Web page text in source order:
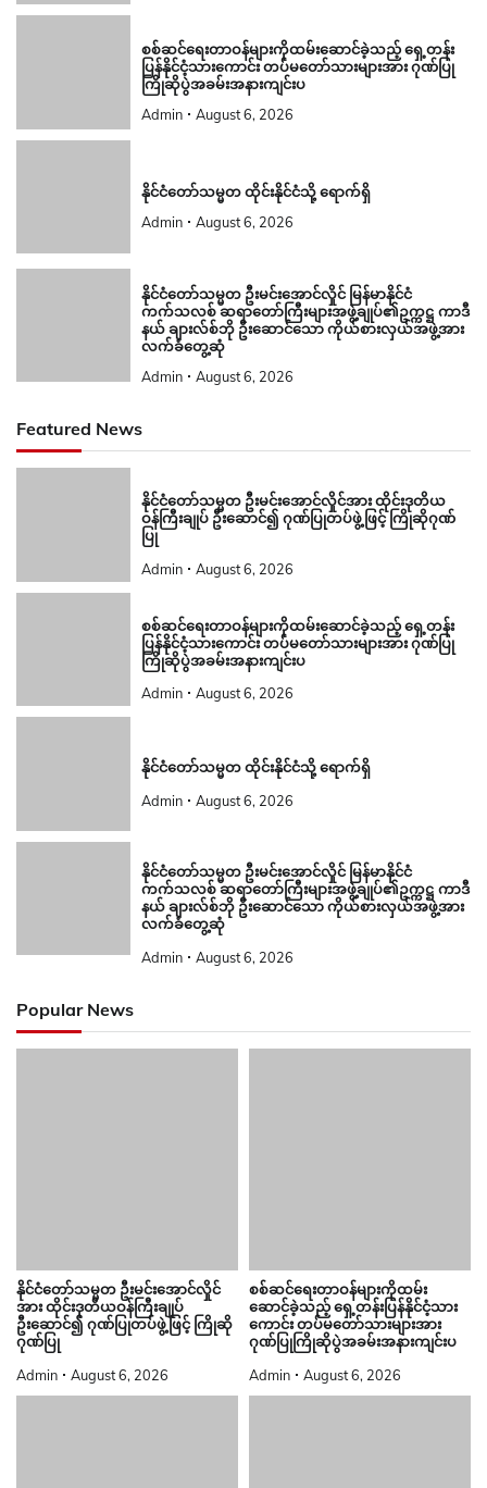
စစ်ဆင်ရေးတာဝန်များကိုထမ်းဆောင်ခဲ့သည့် ရှေ့တန်း
ပြန်နိုင်ငံ့သားကောင်း တပ်မတော်သားများအား ဂုဏ်ပြု
ကြိုဆိုပွဲအခမ်းအနားကျင်းပ
Admin August 6, 2026
နိုင်ငံတော်သမ္မတ ထိုင်းနိုင်ငံသို့ ရောက်ရှိ
Admin August 6, 2026
နိုင်ငံတော်သမ္မတ ဦးမင်းအောင်လှိုင် မြန်မာနိုင်ငံ
ကက်သလစ် ဆရာတော်ကြီးများအဖွဲ့ချုပ်၏ဥက္ကဋ္ဌ ကာဒီ
နယ် ချားလ်စ်ဘို ဦးဆောင်သော ကိုယ်စားလှယ်အဖွဲ့အား
လက်ခံတွေ့ဆုံ
Admin August 6, 2026
Featured News
နိုင်ငံတော်သမ္မတ ဦးမင်းအောင်လှိုင်အား ထိုင်းဒုတိယ
ဝန်ကြီးချုပ် ဦးဆောင်၍ ဂုဏ်ပြုတပ်ဖွဲ့ဖြင့် ကြိုဆိုဂုဏ်
ပြု
Admin August 6, 2026
စစ်ဆင်ရေးတာဝန်များကိုထမ်းဆောင်ခဲ့သည့် ရှေ့တန်း
ပြန်နိုင်ငံ့သားကောင်း တပ်မတော်သားများအား ဂုဏ်ပြု
ကြိုဆိုပွဲအခမ်းအနားကျင်းပ
Admin August 6, 2026
နိုင်ငံတော်သမ္မတ ထိုင်းနိုင်ငံသို့ ရောက်ရှိ
Admin August 6, 2026
နိုင်ငံတော်သမ္မတ ဦးမင်းအောင်လှိုင် မြန်မာနိုင်ငံ
ကက်သလစ် ဆရာတော်ကြီးများအဖွဲ့ချုပ်၏ဥက္ကဋ္ဌ ကာဒီ
နယ် ချားလ်စ်ဘို ဦးဆောင်သော ကိုယ်စားလှယ်အဖွဲ့အား
လက်ခံတွေ့ဆုံ
Admin August 6, 2026
Popular News
နိုင်ငံတော်သမ္မတ ဦးမင်းအောင်လှိုင်
အား ထိုင်းဒုတိယဝန်ကြီးချုပ်
ဦးဆောင်၍ ဂုဏ်ပြုတပ်ဖွဲ့ဖြင့် ကြိုဆို
ဂုဏ်ပြု
Admin August 6, 2026
စစ်ဆင်ရေးတာဝန်များကိုထမ်း
ဆောင်ခဲ့သည့် ရှေ့တန်းပြန်နိုင်ငံ့သား
ကောင်း တပ်မတော်သားများအား
ဂုဏ်ပြုကြိုဆိုပွဲအခမ်းအနားကျင်းပ
Admin August 6, 2026